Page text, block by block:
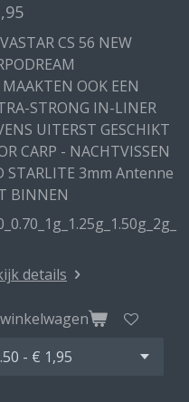
CS 56 NEW
OOK EEN
STRONG IN-LINER
UITERST GESCHIKT
CARP - NACHTVISSEN
STARLITE 3mm Antenne
BINNEN
details